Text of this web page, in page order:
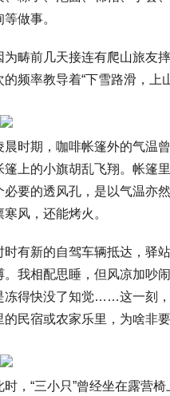
等做事。
为畴前几天接连有爬山旅友
的频率教导着“下雪路滑，上
晨时期，咖啡帐篷外的气温
篷上的小旗胡乱飞翔。帐篷
必要的透风孔，是以气温亦
寒风，还能烤火。
时有新的自驾车辆抵达，驿
。我相配思睡，但风凉加吵
冻得快没了知觉……这一刻
的民宿或农家乐里，为啥非要
时，“三小只”曾经坐在露营